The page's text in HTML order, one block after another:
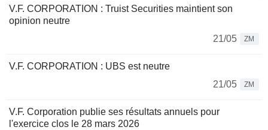
V.F. CORPORATION : Truist Securities maintient son
opinion neutre
21/05
ZM
V.F. CORPORATION : UBS est neutre
21/05
ZM
V.F. Corporation publie ses résultats annuels pour
l'exercice clos le 28 mars 2026